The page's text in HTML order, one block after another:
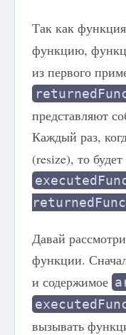
Так как функция
функцию,
из первого
представляют
Каждый раз,
(resize), то
Давай
функции.
и содержимое
вызывать